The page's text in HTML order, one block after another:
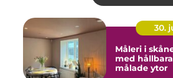
30.
Måleri i skåne så lyckas
med
målade ytor